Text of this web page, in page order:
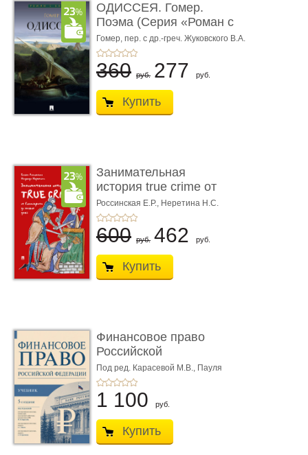
ОДИССЕЯ. Гомер.
Поэма (Серия «Роман с
книгой»)
Гомер, пер. с др.-греч. Жуковского В.А.
360 руб. 277 руб.
Купить
Занимательная
история true crime от
Гиппократа до � ...
Россинская Е.Р., Неретина Н.С.
600 руб. 462 руб.
Купить
Финансовое право
Российской
Федерации. 5-е изд�
...
Под ред. Карасевой М.В., Пауля
А.Г., Красюкова А.В.
1 100 руб.
Купить